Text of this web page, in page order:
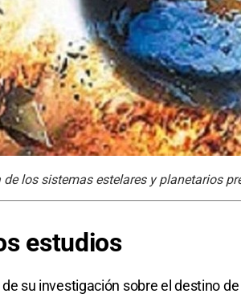
los sistemas estelares y planetarios
estudios
su investigación sobre el destino